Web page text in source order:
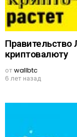
криптовалюту
отwallbtc
6 лет назад